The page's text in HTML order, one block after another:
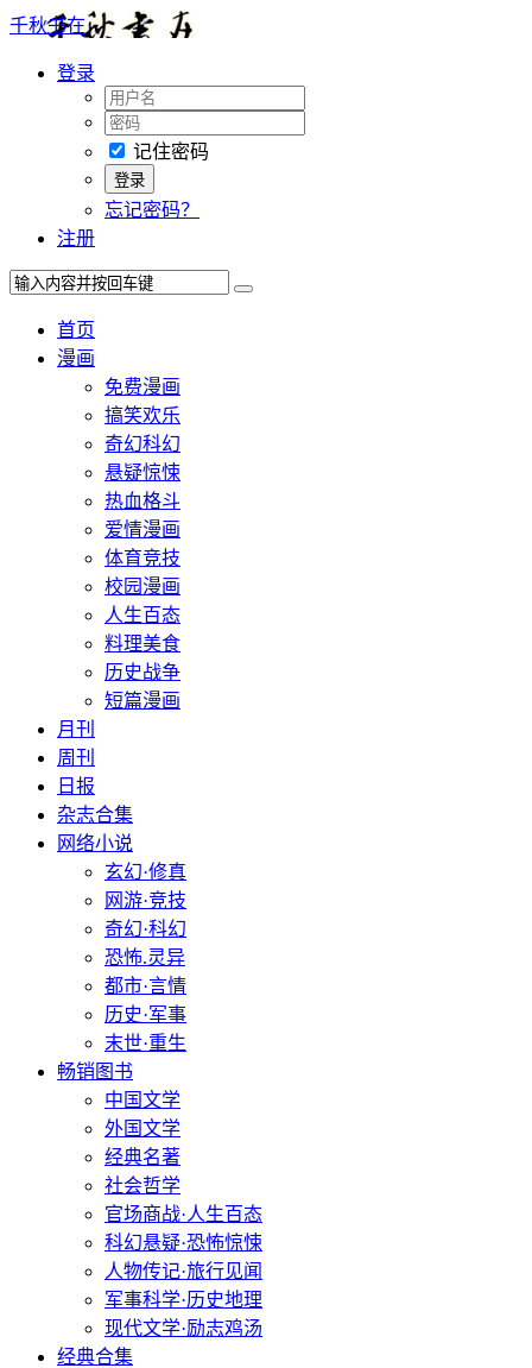
千秋书在
登录
记住密码
忘记密码？
注册
首页
漫画
免费漫画
搞笑欢乐
奇幻科幻
悬疑惊悚
热血格斗
爱情漫画
体育竞技
校园漫画
人生百态
料理美食
历史战争
短篇漫画
月刊
周刊
日报
杂志合集
网络小说
玄幻·修真
网游·竞技
奇幻·科幻
恐怖.灵异
都市·言情
历史·军事
末世·重生
畅销图书
中国文学
外国文学
经典名著
社会哲学
官场商战·人生百态
科幻悬疑·恐怖惊悚
人物传记·旅行见闻
军事科学·历史地理
现代文学·励志鸡汤
经典合集